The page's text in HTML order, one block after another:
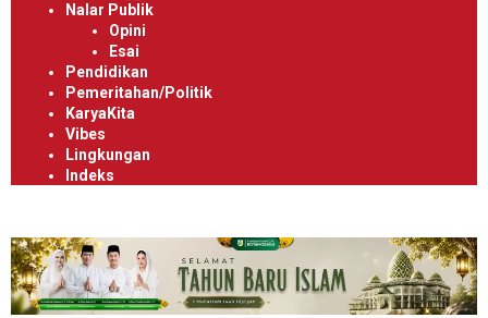
Nalar Publik
Opini
Esai
Pendidikan
Pemeritahan/Politik
KaryaKita
Vibes
Lingkungan
Indeks